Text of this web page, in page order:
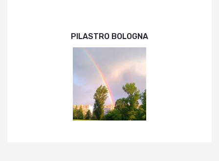
PILASTRO BOLOGNA